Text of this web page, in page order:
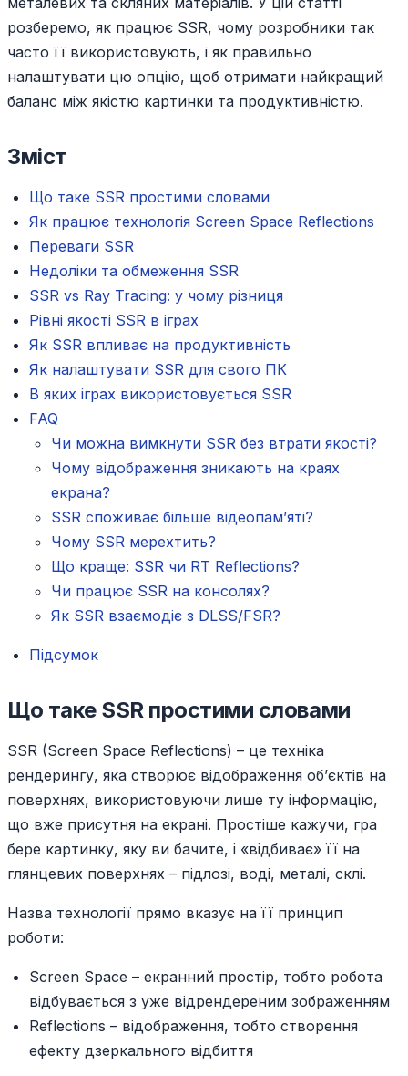
розберемо, як працює SSR, чому розробники так
часто її використовують, і як правильно
налаштувати цю опцію, щоб отримати найкращий
баланс між якістю картинки та продуктивністю.
Зміст
Що таке SSR простими словами
Як працює технологія Screen Space Reflections
Переваги SSR
Недоліки та обмеження SSR
SSR vs Ray Tracing: у чому різниця
Рівні якості SSR в іграх
Як SSR впливає на продуктивність
Як налаштувати SSR для свого ПК
В яких іграх використовується SSR
FAQ
Чи можна вимкнути SSR без втрати якості?
Чому відображення зникають на краях
екрана?
SSR споживає більше відеопамʼяті?
Чому SSR мерехтить?
Що краще: SSR чи RT Reflections?
Чи працює SSR на консолях?
Як SSR взаємодіє з DLSS/FSR?
Підсумок
Що таке SSR простими словами
SSR (Screen Space Reflections) – це техніка
рендерингу, яка створює відображення об’єктів на
поверхнях, використовуючи лише ту інформацію,
що вже присутня на екрані. Простіше кажучи, гра
бере картинку, яку ви бачите, і «відбиває» її на
глянцевих поверхнях – підлозі, воді, металі, склі.
Назва технології прямо вказує на її принцип
роботи:
Screen Space – екранний простір, тобто робота
відбувається з уже відрендереним зображенням
Reflections – відображення, тобто створення
ефекту дзеркального відбиття